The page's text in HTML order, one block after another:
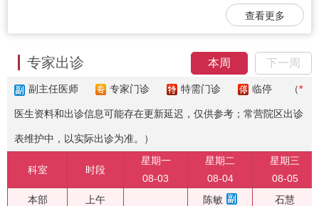
查看更多
本周 下一周
专家出诊
副主任医师 专家门诊 特需门诊 临停 （*
医生资料和出诊信息可能存在更新延迟，仅供参考；常营院区出诊
表维护中，以实际出诊为准。）
科室 时段
星期一
08-03
星期二
08-04
星期三
08-05
本部
上午 陈敏 石慧